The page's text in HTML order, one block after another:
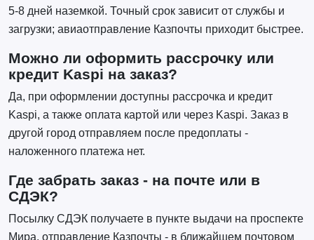
5-8 дней наземкой. Точный срок зависит от службы и
загрузки; авиаотправление Казпочты приходит быстрее.
Можно ли оформить рассрочку или
кредит Kaspi на заказ?
Да, при оформлении доступны рассрочка и кредит
Kaspi, а также оплата картой или через Kaspi. Заказ в
другой город отправляем после предоплаты -
наложенного платежа нет.
Где забрать заказ - на почте или в
СДЭК?
Посылку СДЭК получаете в пункте выдачи на проспекте
Мира, отправление Казпочты - в ближайшем почтовом